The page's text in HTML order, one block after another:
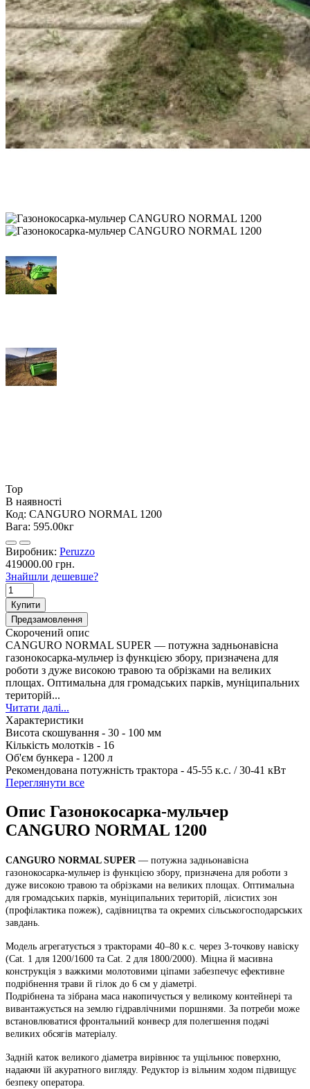
Top
В наявності
Код: CANGURO NORMAL 1200
Вага: 595.00кг
Виробник: Peruzzo
419000.00 грн.
Знайшли дешевше?
Купити
Предзамовлення
Скорочений опис
CANGURO NORMAL SUPER — потужна задньонавісна
газонокосарка-мульчер із функцією збору, призначена для
роботи з дуже високою травою та обрізками на великих
площах. Оптимальна для громадських парків, муніципальних
територій...
Читати далі...
Характеристики
Висота скошування - 30 - 100 мм
Кількість молотків - 16
Об'єм бункера - 1200 л
Рекомендована потужність трактора - 45-55 к.с. / 30-41 кВт
Переглянути все
Опис Газонокосарка-мульчер
CANGURO NORMAL 1200
CANGURO NORMAL SUPER— потужна задньонавісна
газонокосарка-мульчер із функцією збору, призначена для роботи з
дуже високою травою та обрізками на великих площах. Оптимальна
для громадських парків, муніципальних територій, лісистих зон
(профілактика пожеж), садівництва та окремих сільськогосподарських
завдань.
Модель агрегатується з тракторами 40–80 к.с. через 3-точкову навіску
(Cat. 1 для 1200/1600 та Cat. 2 для 1800/2000). Міцна й масивна
конструкція з важкими молотовими ціпами забезпечує ефективне
подрібнення трави й гілок до 6 см у діаметрі.
Подрібнена та зібрана маса накопичується у великому контейнері та
вивантажується на землю гідравлічними поршнями. За потреби може
встановлюватися фронтальний конвеєр для полегшення подачі
великих обсягів матеріалу.
Задній каток великого діаметра вирівнює та ущільнює поверхню,
надаючи їй акуратного вигляду. Редуктор із вільним ходом підвищує
безпеку оператора.